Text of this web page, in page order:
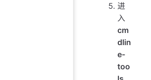
进
入
cm
dlin
e-
too